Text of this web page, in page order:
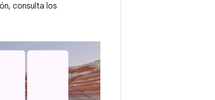
consulta los